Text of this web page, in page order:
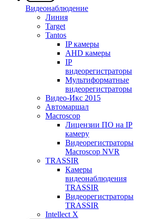
Видеонаблюдение
Линия
Target
Tantos
IP камеры
AHD камеры
IP
видеорегистраторы
Мультиформатные
видеорегистраторы
Видео-Икс 2015
Автомаршал
Macroscop
Лицензии ПО на IP
камеру
Видеорегистраторы
Macroscop NVR
TRASSIR
Камеры
видеонаблюдения
TRASSIR
Видеорегистраторы
TRASSIR
Intellect X